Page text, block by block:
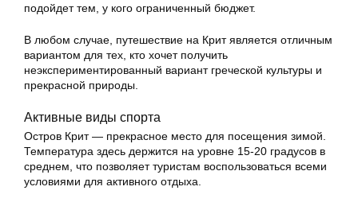
подойдет тем, у кого ограниченный бюджет.
В любом случае, путешествие на Крит является отличным
вариантом для тех, кто хочет получить
неэкспериментированный вариант греческой культуры и
прекрасной природы.
Активные виды спорта
Остров Крит — прекрасное место для посещения зимой.
Температура здесь держится на уровне 15-20 градусов в
среднем, что позволяет туристам воспользоваться всеми
условиями для активного отдыха.